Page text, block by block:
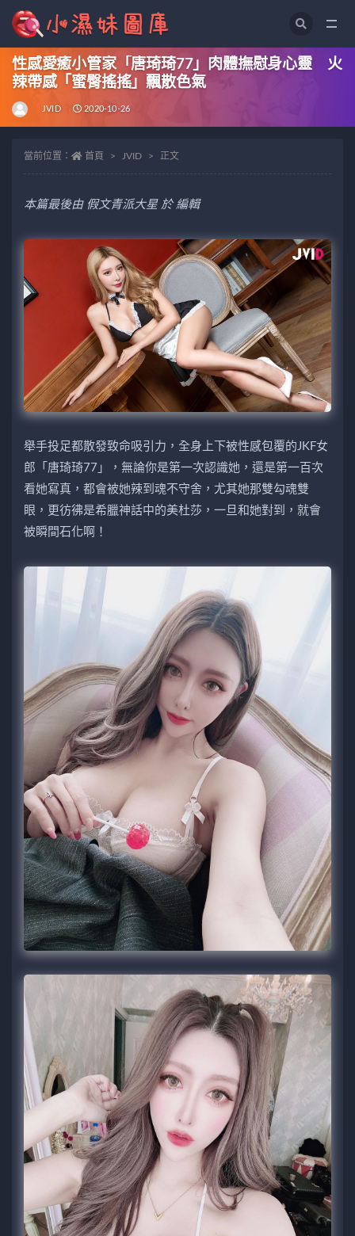
性感愛癒小管家「唐琦琦77」肉體撫慰身心靈 火
辣帶感「蜜臀搖搖」飄散色氣
JVID 2020-10-26
當前位置： 首頁 JVID 正文
本篇最後由 假文青派大星 於 編輯
舉手投足都散發致命吸引力，全身上下被性感包覆的JKF女
郎「唐琦琦77」，無論你是第一次認識她，還是第一百次
看她寫真，都會被她辣到魂不守舍，尤其她那雙勾魂雙
眼，更彷彿是希臘神話中的美杜莎，一旦和她對到，就會
被瞬間石化啊！